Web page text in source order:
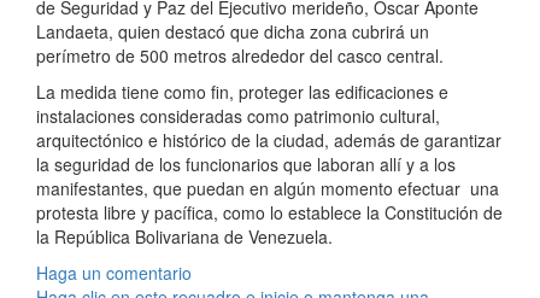
de Seguridad y Paz del Ejecutivo merideño, Oscar Aponte
Landaeta, quien destacó que dicha zona cubrirá un
perímetro de 500 metros alrededor del casco central.
La medida tiene como fin, proteger las edificaciones e
instalaciones consideradas como patrimonio cultural,
arquitectónico e histórico de la ciudad, además de garantizar
la seguridad de los funcionarios que laboran allí y a los
manifestantes, que puedan en algún momento efectuar una
protesta libre y pacífica, como lo establece la Constitución de
la República Bolivariana de Venezuela.
Haga un comentario